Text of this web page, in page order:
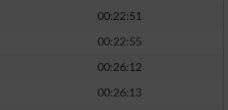
00:22:51
00:22:55
00:26:12
00:26:13